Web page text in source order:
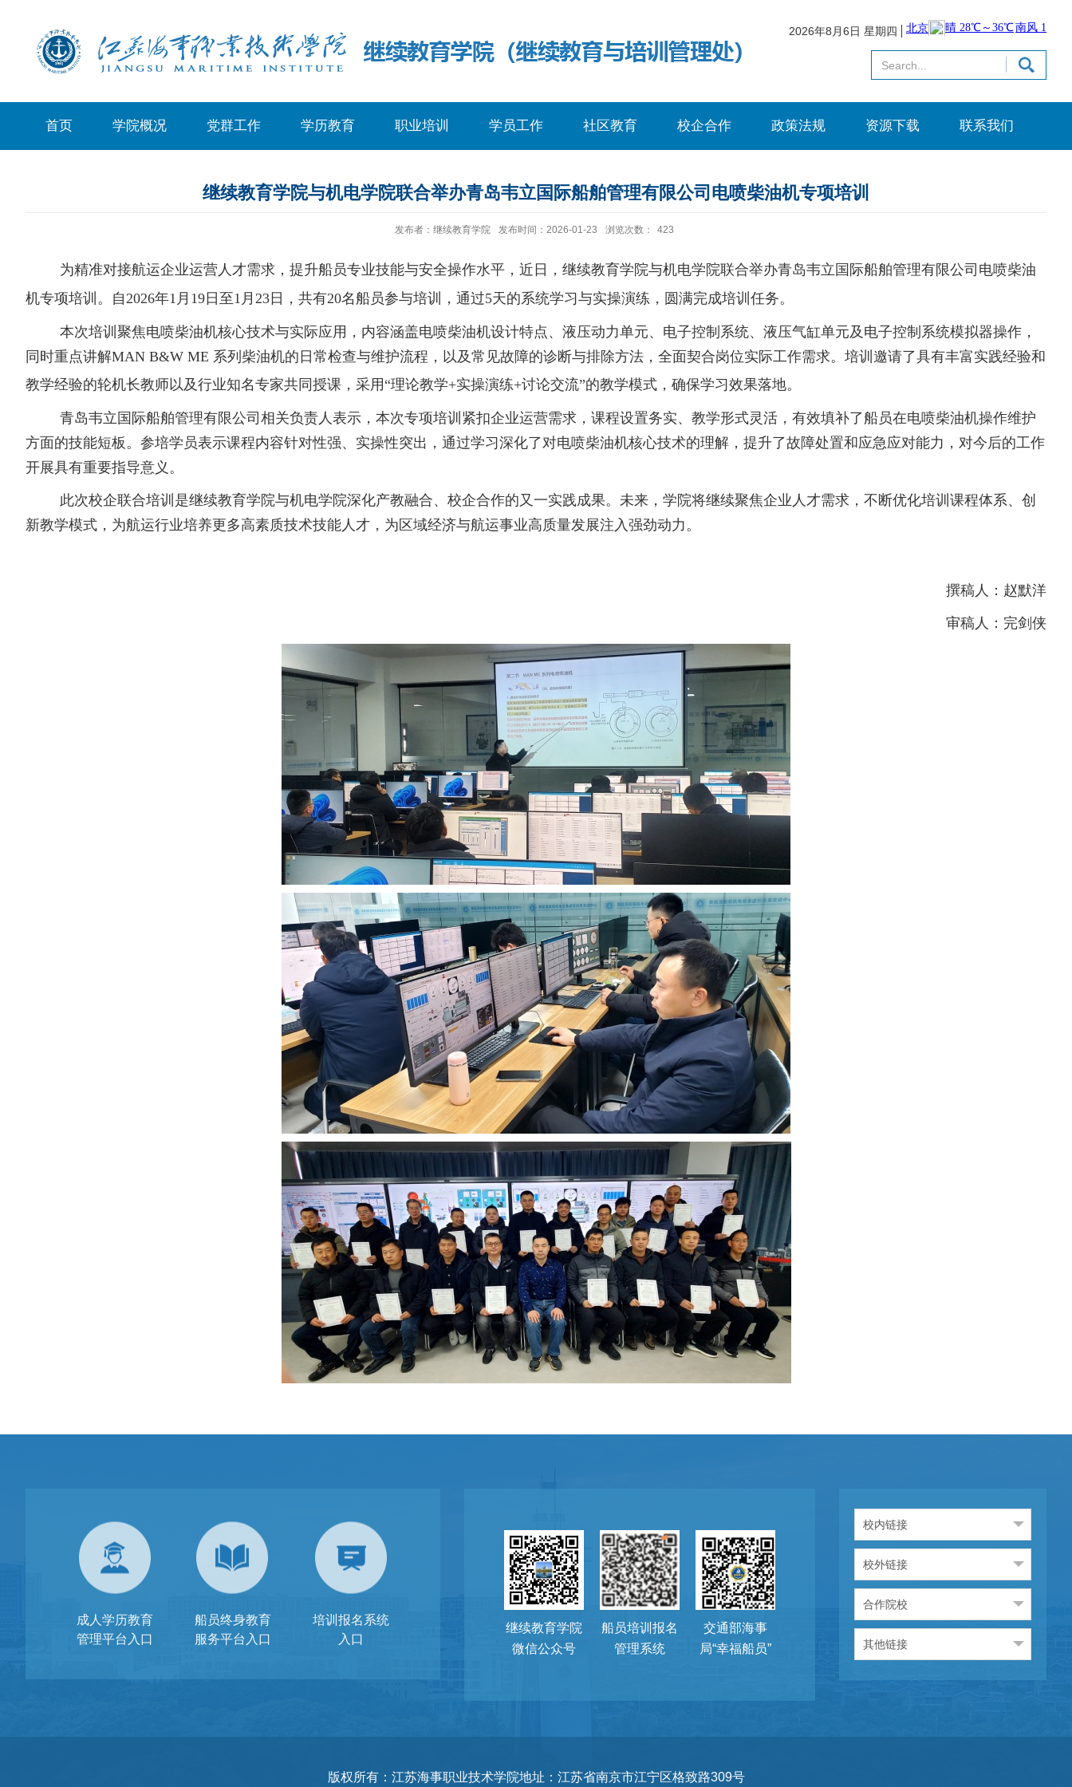
2026年8月6日 星期四
首页 学院概况 党群工作 学历教育 职业培训 学员工作 社区教育 校企合作 政策法规 资源下载 联系我们
继续教育学院与机电学院联合举办青岛韦立国际船舶管理有限公司电喷柴油机专项培训
发布者：继续教育学院 发布时间：2026-01-23 浏览次数： 423
为精准对接航运企业运营人才需求，提升船员专业技能与安全操作水平，近日，继续教育学院与机电学院联合举办青岛韦立国际船舶管理有限公司电喷柴油
机专项培训。自2026年1月19日至1月23日，共有20名船员参与培训， 通过5天的系统学习与实操演练，圆满完成培训 任务。
本次培训聚焦电喷柴油机核心技术与实际应用，内容涵盖电喷柴油机设计特点、液压动力单元、电子控制系统、液压气缸单元及电子控制系统模拟器操作，
同时重点讲解MAN B&W ME 系列柴油机的日常检查与维护流程，以及常见故障的诊断与排除方法， 全面契合岗位实际工作需求。 培训 邀请了具有丰富实践经验和
教学经验的轮机长教师以及行业知名专家共同授课， 采用 “理论教学+实操演练+讨论交流”的教学模式 ， 确保学习效果落地。
青岛韦立国际船舶管理有限公司相关负责人表示，本次专项培训紧扣企业运营需求，课程设置务实、教学形式灵活，有效填补了船员在电喷柴油机操作维护
方面的技能短板。参培学员表示课程内容针对性强、实操性突出，通过学习深化了对电喷柴油机核心技术的理解，提升了故障处置和应急应对能力，对今后的工作
开展具有重要指导意义。
此次校企联合培训是继续教育学院与机电学院深化产教融合、校企合作的又一实践成果。未来，学院将继续聚焦企业人才需求，不断优化培训课程体系、创
新教学模式，为航运行业培养更多高素质技术技能人才，为区域经济与航运事业高质量发展注入强劲动力。
撰稿人：赵默洋
审稿人：完剑侠
成人学历教育
管理平台入口
船员终身教育
服务平台入口
培训报名系统
入口
继续教育学院
微信公众号
船员培训报名
管理系统
交通部海事
局“幸福船员”
校内链接
校外链接
合作院校
其他链接
版权所有：江苏海事职业技术学院地址：江苏省南京市江宁区格致路309号